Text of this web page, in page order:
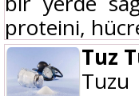
proteini,
Tuz